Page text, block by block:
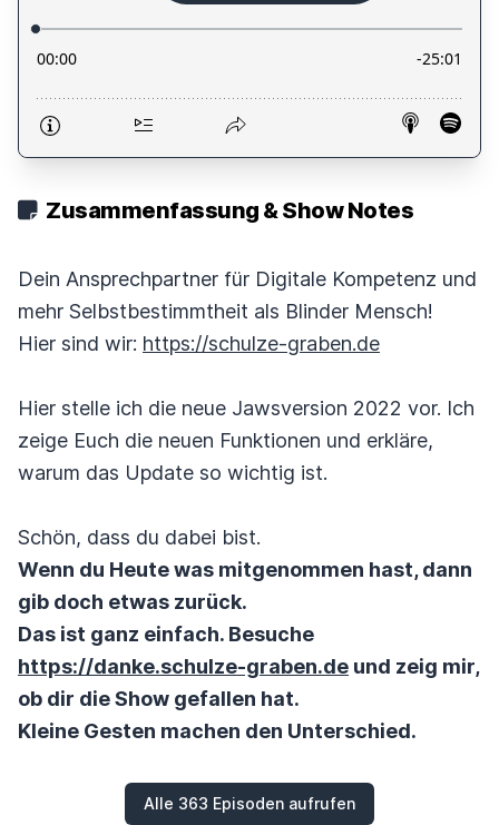
Zusammenfassung & Show Notes
Dein Ansprechpartner für Digitale Kompetenz und
mehr Selbstbestimmtheit als Blinder Mensch!
Hier sind wir: https://schulze-graben.de
Hier stelle ich die neue Jawsversion 2022 vor. Ich
zeige Euch die neuen Funktionen und erkläre,
warum das Update so wichtig ist.
Schön, dass du dabei bist.
Wenn du Heute was mitgenommen hast, dann
gib doch etwas zurück.
Das ist ganz einfach. Besuche
https://danke.schulze-graben.de und zeig mir,
ob dir die Show gefallen hat.
Kleine Gesten machen den Unterschied.
Alle 363 Episoden aufrufen